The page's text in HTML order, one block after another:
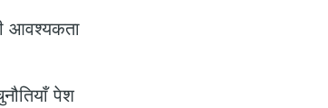
आवश्यकता
पेश